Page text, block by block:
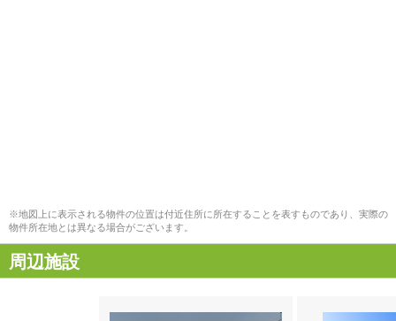
※地図上に表示される物件の位置は付近住所に所在することを表すものであり、実際の
物件所在地とは異なる場合がございます。
周辺施設